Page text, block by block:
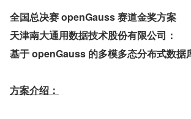
全国总决赛 openGauss 赛道金奖方案
天津南大通用数据技术股份有限公司：
基于 openGauss 的多模多态分布式数据
方案介绍：